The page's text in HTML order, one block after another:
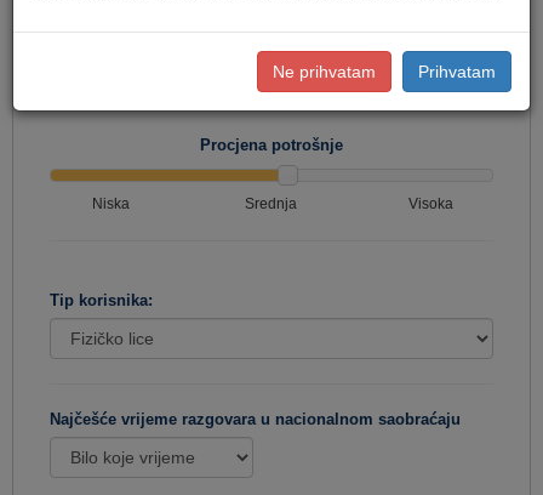
korisnika u Crnoj Gori.)
(Za definisanje raspodjele saobraćaja prema
konkretnim destinacijama, koristite detaljan unos potrošnje.)
Procjena potrošnje
Niska Srednja Visoka
Tip korisnika:
Najčešće vrijeme razgovara u nacionalnom saobraćaju
Ne prihvatam Prihvatam